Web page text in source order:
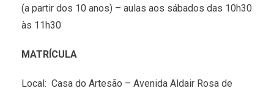
(a partir dos 10 anos) – aulas aos sábados das 10h30
às 11h30
MATRÍCULA
Local: Casa do Artesão – Avenida Aldair Rosa de